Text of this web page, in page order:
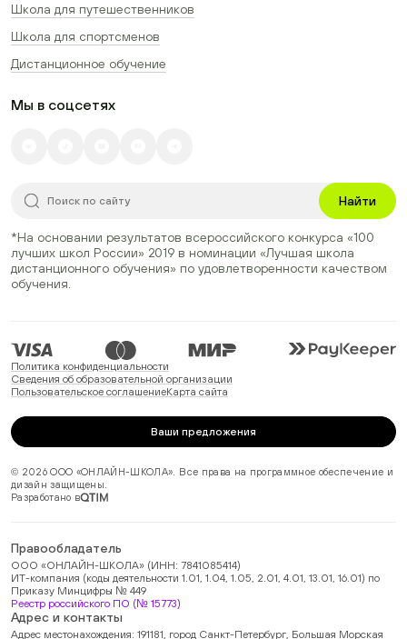
Школа для путешественников
Школа для спортсменов
Дистанционное обучение
Мы в соцсетях
Найти
*На основании результатов всероссийского конкурса «100
лучших школ России» 2019 в номинации «Лучшая школа
дистанционного обучения» по удовлетворенности качеством
обучения.
Политика конфиденциальности
Сведения об образовательной организации
Пользовательское соглашениеКарта сайта
Ваши предложения
© 2026 ООО «ОНЛАЙН-ШКОЛА». Все права на программное обеспечение и
дизайн защищены.
Разработано в
Правообладатель
ООО «ОНЛАЙН-ШКОЛА» (ИНН: 7841085414)
ИТ-компания (коды деятельности 1.01, 1.04, 1.05, 2.01, 4.01, 13.01, 16.01) по
Приказу Минцифры № 449
Реестр российского ПО (№ 15773)
Адрес и контакты
Адрес местонахождения: 191181, город Санкт-Петербург, Большая Морская